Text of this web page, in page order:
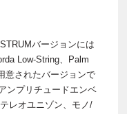
バージョンには
Low-String、Palm
意されたバージョンで
ンプリチュードエンベ
レオユニゾン、モノ/